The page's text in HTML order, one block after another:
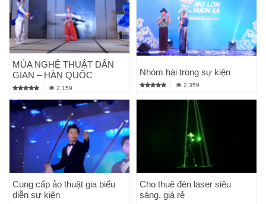
MÚA NGHỆ THUẬT DÂN
GIAN – HÀN QUỐC
2,159
Nhóm hài trong sự kiện
2,359
Cung cấp ảo thuật gia biểu
diễn sự kiện
Cho thuê đèn laser siêu
sáng, giá rẻ